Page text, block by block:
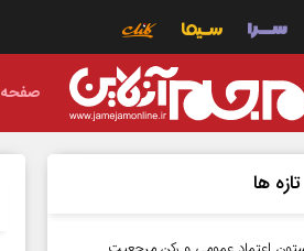
تازه ها